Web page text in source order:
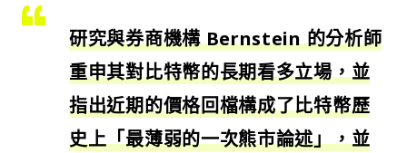
研究與券商機構 Bernstein 的分析師
重申其對比特幣的長期看多立場，並
指出近期的價格回檔構成了比特幣歷
史上「最薄弱的一次熊市論述」，並